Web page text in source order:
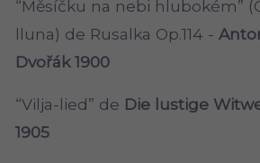
“Měsíčku na nebi hlubokém”
lluna) de Rusalka Op.114 -
Dvořák 1900
“Vilja-lied” de Die lustige
1905